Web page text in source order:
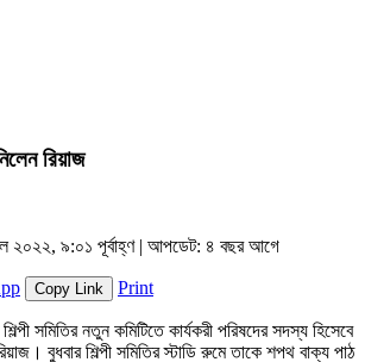
রিয়াজ
২০২২, ৯:০১ পূর্বাহ্ণ | আপডেট: ৪ বছর আগে
Copy Link Print
সমিতির নতুন কমিটিতে কার্যকরী পরিষদের সদস্য হিসেবে
বুধবার শিল্পী সমিতির স্টাডি রুমে তাকে শপথ বাক্য পাঠ